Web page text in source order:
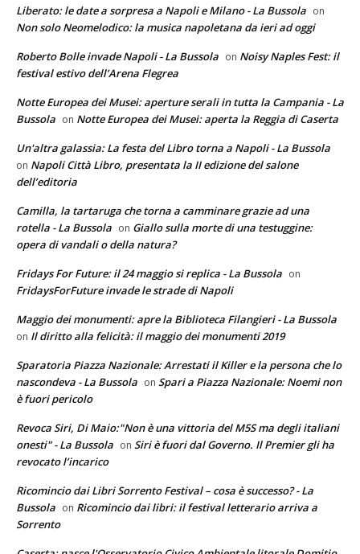
Liberato: le date a sorpresa a Napoli e Milano - La Bussola on
Non solo Neomelodico: la musica napoletana da ieri ad oggi
Roberto Bolle invade Napoli - La Bussola on Noisy Naples Fest: il
festival estivo dell’Arena Flegrea
Notte Europea dei Musei: aperture serali in tutta la Campania - La
Bussola on Notte Europea dei Musei: aperta la Reggia di Caserta
Un'altra galassia: La festa del Libro torna a Napoli - La Bussola
on Napoli Città Libro, presentata la II edizione del salone
dell’editoria
Camilla, la tartaruga che torna a camminare grazie ad una
rotella - La Bussola on Giallo sulla morte di una testuggine:
opera di vandali o della natura?
Fridays For Future: il 24 maggio si replica - La Bussola on
FridaysForFuture invade le strade di Napoli
Maggio dei monumenti: apre la Biblioteca Filangieri - La Bussola
on Il diritto alla felicità: il maggio dei monumenti 2019
Sparatoria Piazza Nazionale: Arrestati il Killer e la persona che lo
nascondeva - La Bussola on Spari a Piazza Nazionale: Noemi non
è fuori pericolo
Revoca Siri, Di Maio:"Non è una vittoria del M5S ma degli italiani
onesti" - La Bussola on Siri è fuori dal Governo. Il Premier gli ha
revocato l’incarico
Ricomincio dai Libri Sorrento Festival – cosa è successo? - La
Bussola on Ricomincio dai libri: il festival letterario arriva a
Sorrento